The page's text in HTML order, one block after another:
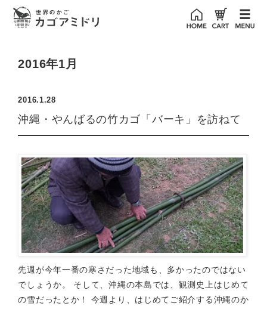
2016年1月
2016.1.28
沖縄・やんばるの竹カゴ「バーキ」を訪ねて
先週が今年一番の寒さだった地域も、多かったのではない
でしょうか。 そして、沖縄の本島では、観測史上はじめて
の雪だったとか！ 今週より、はじめてご紹介する沖縄のか